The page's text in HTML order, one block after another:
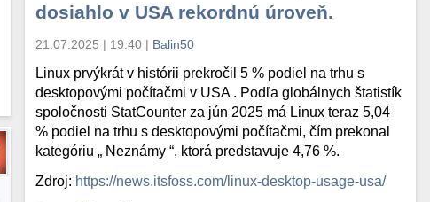
dosiahlo v USA rekordnú úroveň.
21.07.2025 | 19:40 | Balin50
Linux prvýkrát v histórii prekročil 5 % podiel na trhu s
desktopovými počítačmi v USA . Podľa globálnych štatistík
spoločnosti StatCounter za jún 2025 má Linux teraz 5,04
% podiel na trhu s desktopovými počítačmi, čím prekonal
kategóriu „ Neznámy “, ktorá predstavuje 4,76 %.
Zdroj: https://news.itsfoss.com/linux-desktop-usage-usa/